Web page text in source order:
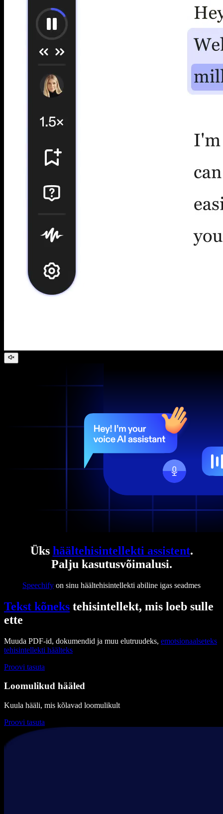
Üks häältehisintellekti assistent.
Palju kasutusvõimalusi.
Speechify on sinu häältehisintellekti abiline igas seadmes
Tekst kõneks tehisintellekt, mis loeb sulle
ette
Muuda PDF-id, dokumendid ja muu elutruudeks, emotsionaalseteks
tehisintellekti häälteks
Proovi tasuta
Loomulikud hääled
Kuula hääli, mis kõlavad loomulikult
Proovi tasuta